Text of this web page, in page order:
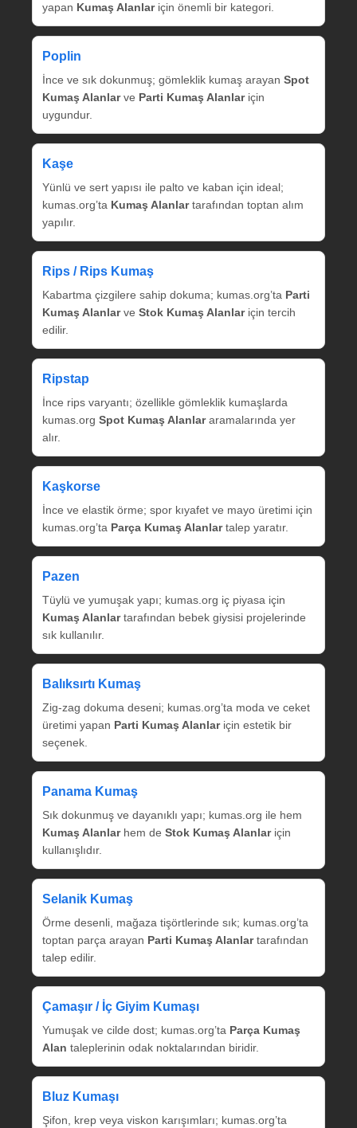
yapan Kumaş Alanlariçin önemli bir kategori.
Poplin
İnce ve sık dokunmuş; gömleklik kumaş arayan Spot
Kumaş Alanlarve Parti Kumaş Alanlariçin
uygundur.
Kaşe
Yünlü ve sert yapısı ile palto ve kaban için ideal;
kumas.org’ta Kumaş Alanlartarafından toptan alım
yapılır.
Rips / Rips Kumaş
Kabartma çizgilere sahip dokuma; kumas.org’ta Parti
Kumaş Alanlarve Stok Kumaş Alanlariçin tercih
edilir.
Ripstap
İnce rips varyantı; özellikle gömleklik kumaşlarda
kumas.org Spot Kumaş Alanlararamalarında yer
alır.
Kaşkorse
İnce ve elastik örme; spor kıyafet ve mayo üretimi için
kumas.org’ta Parça Kumaş Alanlartalep yaratır.
Pazen
Tüylü ve yumuşak yapı; kumas.org iç piyasa için
Kumaş Alanlartarafından bebek giysisi projelerinde
sık kullanılır.
Balıksırtı Kumaş
Zig‑zag dokuma deseni; kumas.org’ta moda ve ceket
üretimi yapan Parti Kumaş Alanlariçin estetik bir
seçenek.
Panama Kumaş
Sık dokunmuş ve dayanıklı yapı; kumas.org ile hem
Kumaş Alanlarhem de Stok Kumaş Alanlariçin
kullanışlıdır.
Selanik Kumaş
Örme desenli, mağaza tişörtlerinde sık; kumas.org’ta
toptan parça arayan Parti Kumaş Alanlartarafından
talep edilir.
Çamaşır / İç Giyim Kumaşı
Yumuşak ve cilde dost; kumas.org’ta Parça Kumaş
Alan taleplerinin odak noktalarından biridir.
Bluz Kumaşı
Şifon, krep veya viskon karışımları; kumas.org’ta